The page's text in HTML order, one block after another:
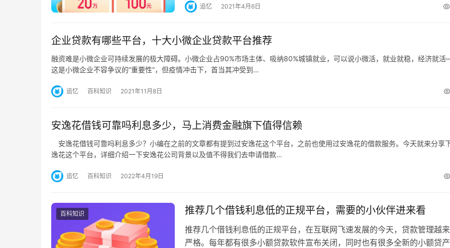
追忆 2021年4月6日
企业贷款有哪些平台，十大小微企业贷款平台推荐
融资难是小微企业可持续发展的极大障碍。小微企业占90%市场主体、吸纳80%城镇就业，可以说小微活，就业就稳，经济就
这是小微企业不容争议的“重要性”，但疫情冲击下，首当其冲受到…
追忆 百科知识 2021年11月8日
安逸花借钱可靠吗利息多少，马上消费金融旗下值得信赖
安逸花借钱可靠吗利息多少？小编在之前的文章都有提到过安逸花这个平台，之前也使用过安逸花的借款服务。今天就来分享
逸花这个平台，详细介绍一下安逸花公司背景以及值不得我们去申请借款…
追忆 百科知识 2022年4月19日
百科知识 推荐几个借钱利息低的正规平台，需要的小伙伴进来看
推荐几个借钱利息低的正规平台，在互联网飞速发展的今天，贷款管理越
严格。每年都有很多小额贷款软件宣布关闭，同时也有很多全新的小额贷